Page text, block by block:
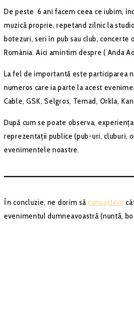
De peste 6 ani facem ceea ce iubim,
muzică proprie, repetand zilnic la
botezuri, seri în pub sau club,
România. Aici amintim despre ( Anda
La fel de importantă este participarea
numeros care ia parte la acest
Cable, GSK, Selgros, Temad, Orkla,
După cum se poate observa,
reprezentații publice (pub-uri, cluburi,
evenimentele noastre.
În concluzie, ne dorim săcunoaștem
evenimentul dumneavoastră (nuntă,